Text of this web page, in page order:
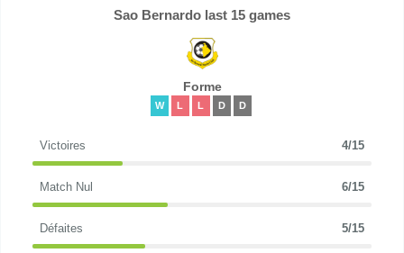
Sao Bernardo last 15 games
Forme
W L L D D
Victoires 4/15
Match Nul 6/15
Défaites 5/15